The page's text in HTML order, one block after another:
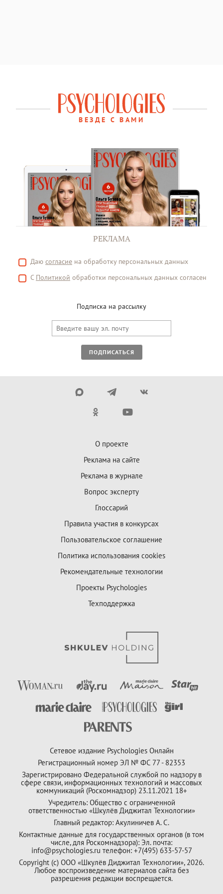
ВЕЗДЕ С ВАМИ
РЕКЛАМА
Даю согласие на обработку персональных данных
С Политикой обработки персональных данных согласен
Подписка на рассылку
ПОДПИСАТЬСЯ
О проекте
Реклама на сайте
Реклама в журнале
Вопрос эксперту
Глоссарий
Правила участия в конкурсах
Пользовательское соглашение
Политика использования cookies
Рекомендательные технологии
Проекты Psychologies
Техподдержка
Сетевое издание Psychologies Онлайн
Регистрационный номер ЭЛ № ФС 77 - 82353
Зарегистрировано Федеральной службой по надзору в
сфере связи, информационных технологий и массовых
коммуникаций (Роскомнадзор) 23.11.2021 18+
Учредитель: Общество с ограниченной
ответственностью «Шкулёв Диджитал Технологии»
Главный редактор: Акулиничев А. С.
Контактные данные для государственных органов (в том
числе, для Роскомнадзора): Эл. почта:
info@psychologies.ru телефон: +7(495) 633-57-57
Copyright (с) ООО «Шкулёв Диджитал Технологии», 2026.
Любое воспроизведение материалов сайта без
разрешения редакции воспрещается.